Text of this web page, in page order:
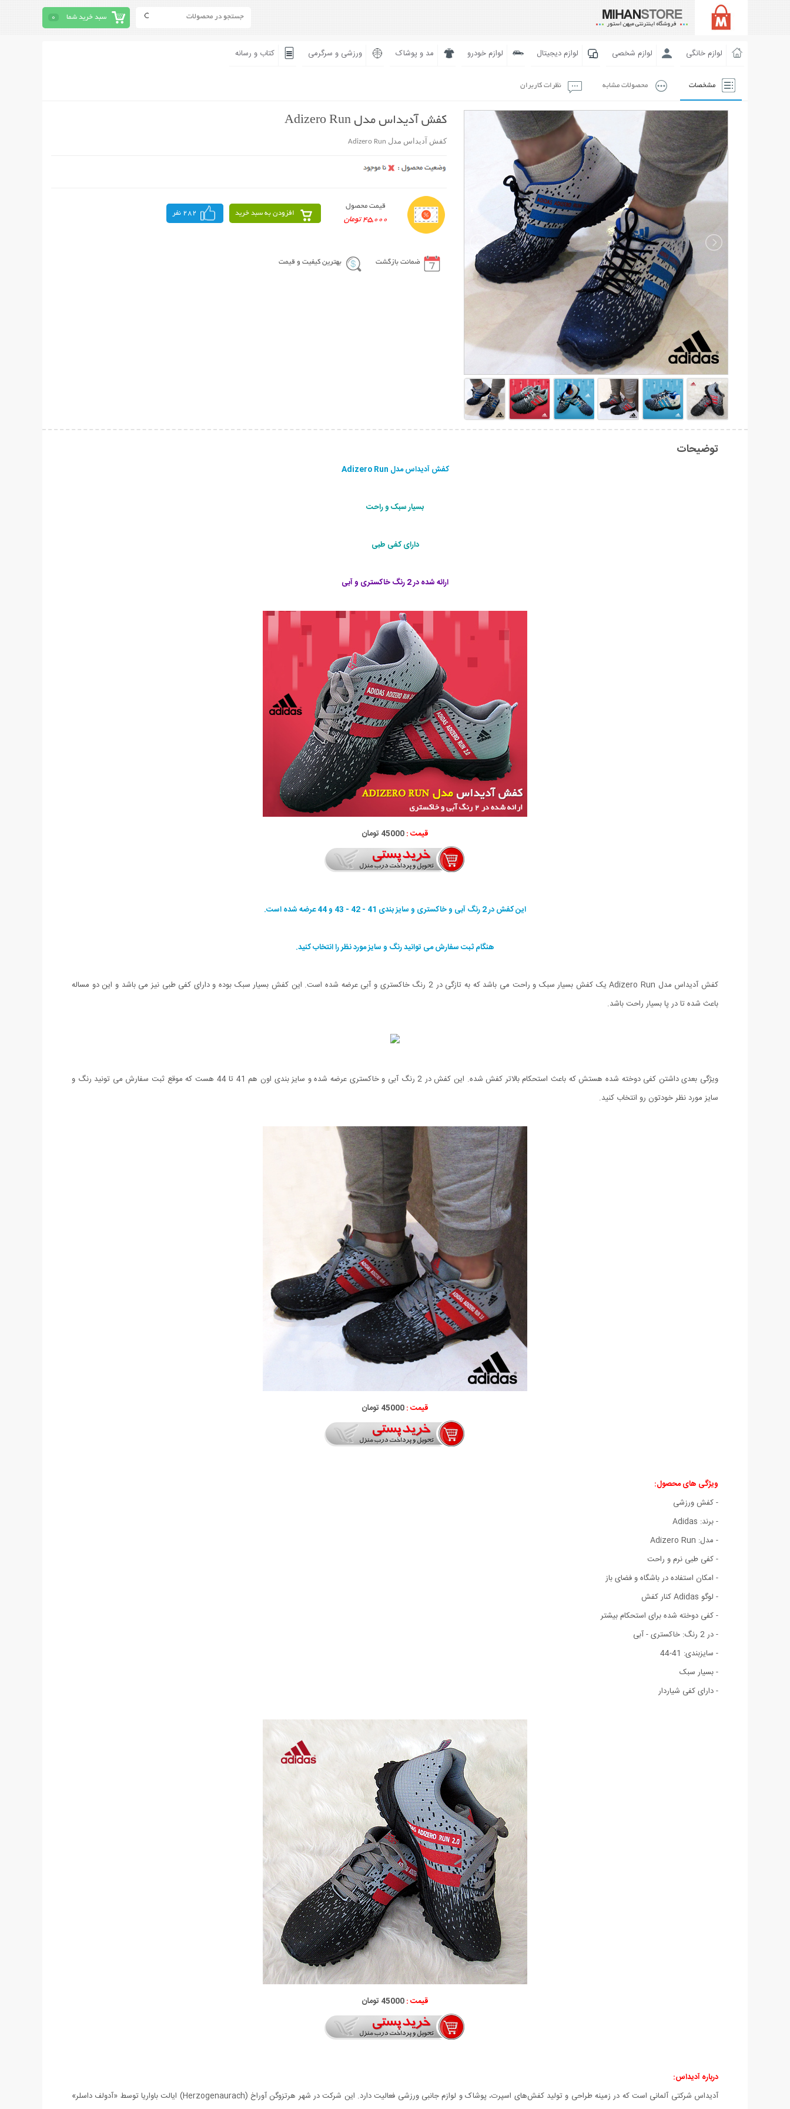
سبد خرید شما 0
لوازم خانگی لوازم شخصی لوازم دیجیتال لوازم خودرو مد و پوشاک ورزشی و سرگرمی کتاب و رسانه
مشخصات محصولات مشابه نظرات کاربران
کفش آدیداس مدل Adizero Run
کفش آدیداس مدل Adizero Run
قیمت محصول
45,000 تومان
افزودن به سبد خرید 282 نفر
ضمانت بازگشت بهترین کیفیت و قیمت
توضیحات
کفش آدیداس مدل Adizero Run
بسیار سبک و راحت
دارای کفی طبی
ارائه شده در 2 رنگ خاکستری و آبی
قیمت :45000 تومان
این کفش در 2 رنگ آبی و خاکستری و سایز بندی 41 - 42 - 43 و 44 عرضه شده است.
هنگام ثبت سفارش می توانید رنگ و سایز مورد نظر را انتخاب کنید.
کفش آدیداس مدل Adizero Run یک کفش بسیار سبک و راحت می باشد که به تازگی در 2 رنگ خاکستری و آبی عرضه شده است. این کفش بسیار سبک بوده و دارای کفی طبی نیز می باشد و این دو مساله
باعث شده تا در پا بسیار راحت باشد.
ویژگی بعدی داشتن کفی دوخته شده هستش که باعث استحکام بالاتر کفش شده. این کفش در 2 رنگ آبی و خاکستری عرضه شده و سایز بندی اون هم 41 تا 44 هست که موقع ثبت سفارش می تونید رنگ و
سایز مورد نظر خودتون رو انتخاب کنید.
قیمت :45000 تومان
ویژگی های محصول:
- کفش ورزشی
- برند: Adidas
- مدل: Adizero Run
- کفی طبی نرم و راحت
- امکان استفاده در باشگاه و فضای باز
- لوگو Adidas کنار کفش
- کفی دوخته شده برای استحکام بیشتر
- در 2 رنگ: خاکستری - آبی
- سایزبندی: 41-44
- بسیار سبک
- دارای کفی شیاردار
قیمت :45000 تومان
درباره آدیداس:
آدیداس شرکتی آلمانی است که در زمینه طراحی و تولید کفش‌های اسپرت، پوشاک و لوازم جانبی ورزشی فعالیت دارد. این شرکت در شهر هرتزوگن آوراخ (Herzogenaurach) ایالت باواریا توسط «آدولف داسلر»